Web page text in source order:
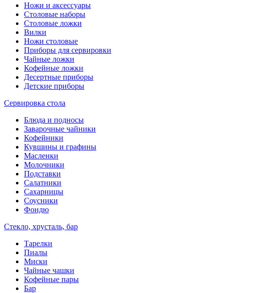
Ножи и аксессуары
Столовые наборы
Столовые ложки
Вилки
Ножи столовые
Приборы для сервировки
Чайные ложки
Кофейные ложки
Десертные приборы
Детские приборы
Сервировка стола
Блюда и подносы
Заварочные чайники
Кофейники
Кувшины и графины
Масленки
Молочники
Подставки
Салатники
Сахарницы
Соусники
Фондю
Стекло, хрусталь, бар
Тарелки
Пиалы
Миски
Чайные чашки
Кофейные пары
Бар